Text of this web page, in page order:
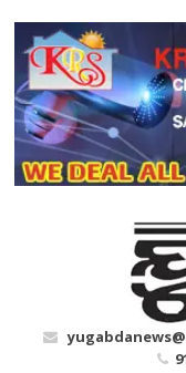
content